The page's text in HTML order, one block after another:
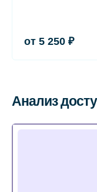
от 5 250 ₽
Анализ